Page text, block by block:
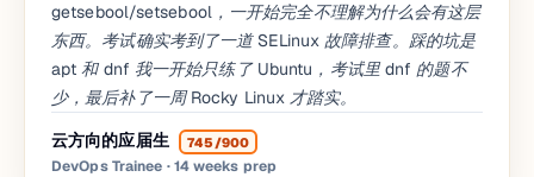
getsebool/setsebool，一开始完全不理解为什么会有这层
东西。考试确实考到了一道 SELinux 故障排查。踩的坑是
apt 和 dnf 我一开始只练了 Ubuntu，考试里 dnf 的题不
少，最后补了一周 Rocky Linux 才踏实。
云方向的应届生
745/900
DevOps Trainee · 14 weeks prep